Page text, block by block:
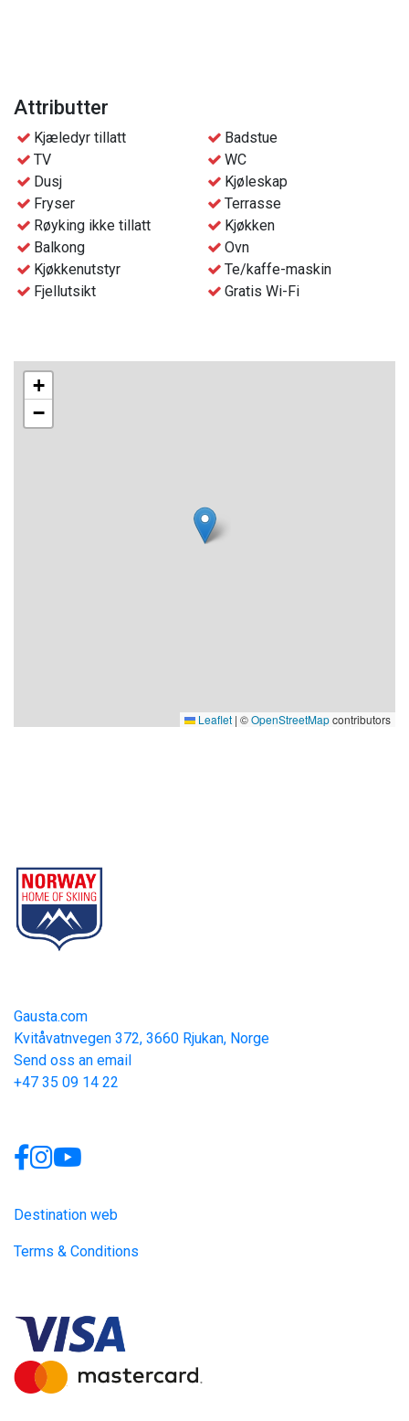
- Sengetøy og håndklær er inkludert pr person i bookingen.
kapasitet
- Gratis parkeringsplass i nærheten av hyttene
- Gratis Wifi
- Avfallshåndtering i nærheten av hyttene
- Sluttvask av hytten bestilles i forkant av oppholdet, til et
ekstra tillegg.
- Innsjekk og nøkkelhenting skjer i resepsjonen på
Gaustablikk Fjellresort fra kl. 16:00
Attributter
Kjæledyr tillatt
Badstue
TV
WC
Dusj
Kjøleskap
Fryser
Terrasse
Røyking ikke tillatt
Kjøkken
Balkong
Ovn
Kjøkkenutstyr
Te/kaffe-maskin
Fjellutsikt
Gratis Wi-Fi
+
−
Leaflet | ©OpenStreetMapcontributors
Gausta.com
Kvitåvatnvegen 372, 3660 Rjukan, Norge
Send oss an email
+47 35 09 14 22
Destination web
Terms & Conditions